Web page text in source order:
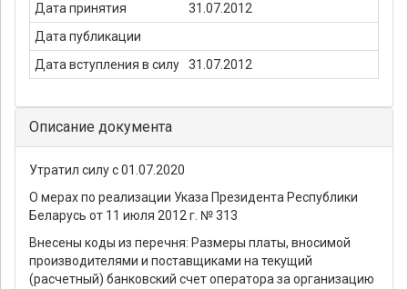
Дата принятия
31.07.2012
Дата публикации
Дата вступления в силу
31.07.2012
Описание документа
Утратил силу с 01.07.2020
О мерах по реализации Указа Президента Республики
Беларусь от 11 июля 2012 г. № 313
Внесены коды из перечня: Размеры платы, вносимой
производителями и поставщиками на текущий
(расчетный) банковский счет оператора за организацию